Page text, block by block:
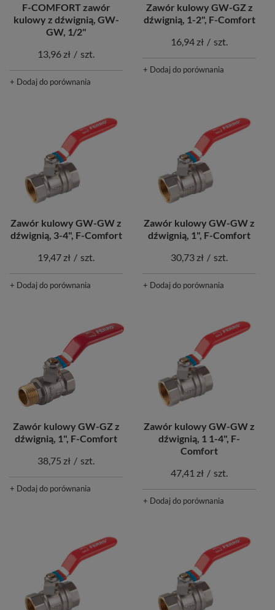
F-COMFORT zawór
kulowy z dźwignią, GW-
GW, 1/2"
13,96 zł / szt.
+ Dodaj do porównania
Zawór kulowy GW-GZ z
dźwignią, 1-2", F-Comfort
16,94 zł / szt.
+ Dodaj do porównania
Zawór kulowy GW-GW z
dźwignią, 3-4", F-Comfort
19,47 zł / szt.
+ Dodaj do porównania
Zawór kulowy GW-GW z
dźwignią, 1", F-Comfort
30,73 zł / szt.
+ Dodaj do porównania
Zawór kulowy GW-GZ z
dźwignią, 1", F-Comfort
38,75 zł / szt.
+ Dodaj do porównania
Zawór kulowy GW-GW z
dźwignią, 1 1-4", F-
Comfort
47,41 zł / szt.
+ Dodaj do porównania